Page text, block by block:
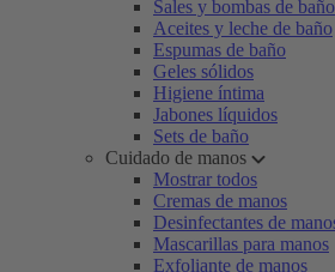
Sales y bombas de baño
Aceites y leche de baño
Espumas de baño
Geles sólidos
Higiene íntima
Jabones líquidos
Sets de baño
Cuidado de manos
Mostrar todos
Cremas de manos
Desinfectantes de
Mascarillas para manos
Exfoliante de manos